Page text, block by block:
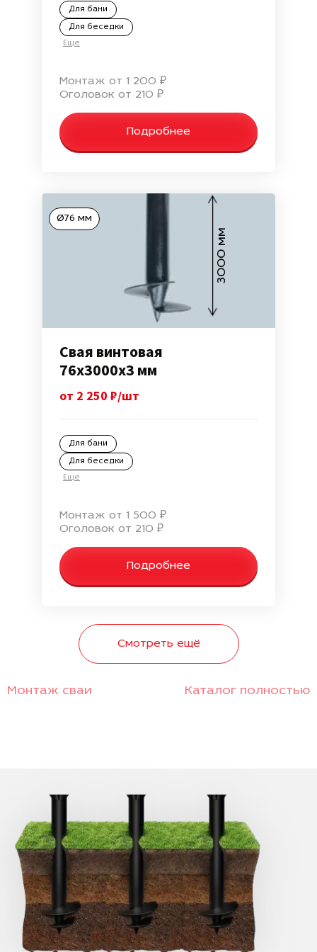
Для бани
Для беседки
Еще
Монтаж от 1 200 ₽
Оголовок от 210 ₽
Подробнее
3000 мм
Ø76 мм
Свая винтовая
76х3000х3 мм
от 2 250 ₽/шт
Для бани
Для беседки
Еще
Монтаж от 1 500 ₽
Оголовок от 210 ₽
Подробнее
Смотреть ещё
Монтаж сваи Каталог полностью